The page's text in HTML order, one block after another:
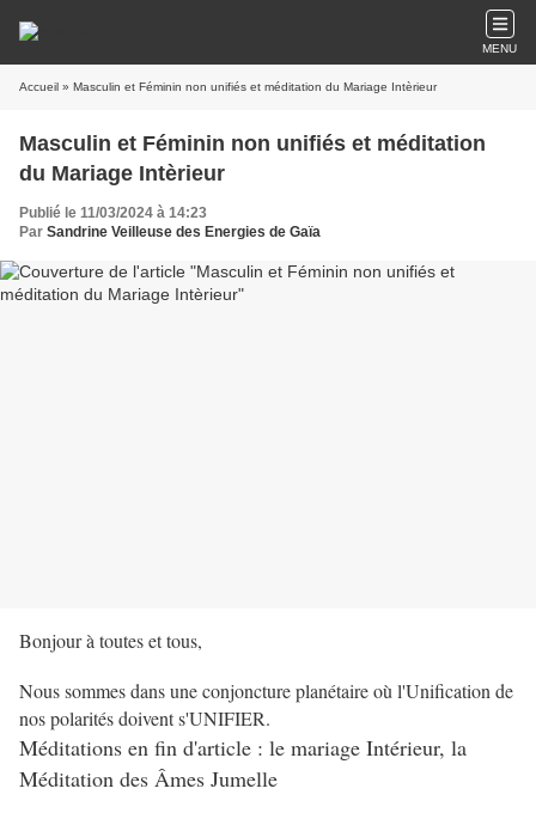
MENU
Accueil » Masculin et Féminin non unifiés et méditation du Mariage Intèrieur
Masculin et Féminin non unifiés et méditation
du Mariage Intèrieur
Publié le 11/03/2024 à 14:23
Par Sandrine Veilleuse des Energies de Gaïa
Bonjour à toutes et tous,
Nous sommes dans une conjoncture planétaire où l'Unification de
nos polarités doivent s'UNIFIER.
Méditations en fin d'article : le mariage Intérieur, la
Méditation des Âmes Jumelle